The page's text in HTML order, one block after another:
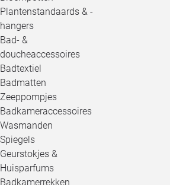
Plantenstandaards & -
hangers
Bad- &
doucheaccessoires
Badtextiel
Badmatten
Zeeppompjes
Badkameraccessoires
Wasmanden
Spiegels
Geurstokjes &
Huisparfums
Badkamerrekken